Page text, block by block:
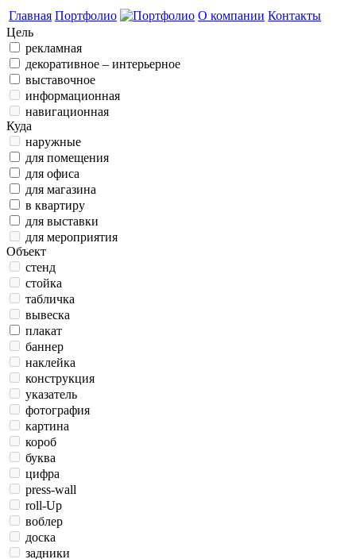
Главная Портфолио О компании Контакты
Цель
рекламная
декоративное – интерьерное
выставочное
информационная
навигационная
Куда
наружные
для помещения
для офиса
для магазина
в квартиру
для выставки
для мероприятия
Объект
стенд
стойка
табличка
вывеска
плакат
баннер
наклейка
конструкция
указатель
фотография
картина
короб
буква
цифра
press-wall
roll-Up
воблер
доска
задники